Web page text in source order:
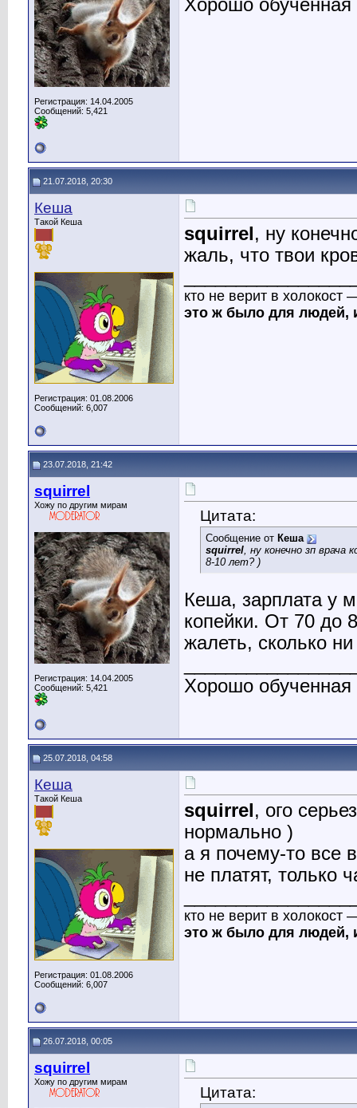
Регистрация: 14.04.2005
Сообщений: 5,421
Хорошо
21.07.2018, 20:30
Кеша
Такой Кеша
Регистрация: 01.08.2006
Сообщений: 6,007
squirrel , ну
жаль, что твои
кто не верит в холокост
это ж было для людей,
23.07.2018, 21:42
squirrel
Хожу по другим мирам
Регистрация: 14.04.2005
Сообщений: 5,421
Цитата:
Сообщение от Кеша
squirrel, ну конечно зп
8-10 лет? )
Кеша, зарплата у
копейки. От 70 до
жалеть, сколько
Хорошо
25.07.2018, 04:58
Кеша
Такой Кеша
Регистрация: 01.08.2006
Сообщений: 6,007
squirrel , ого
нормально )
а я почему-то все
не платят, только
кто не верит в холокост
это ж было для людей,
26.07.2018, 00:05
squirrel
Хожу по другим мирам
Цитата: